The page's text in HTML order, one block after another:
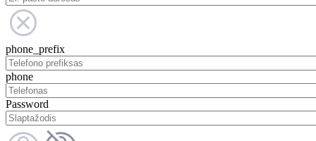
phone_prefix
phone
Password